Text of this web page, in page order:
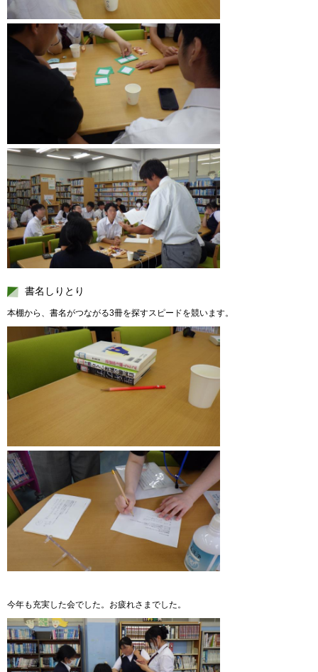
書名しりとり
本棚から、書名がつながる3冊を探すスピードを競います。
今年も充実した会でした。お疲れさまでした。